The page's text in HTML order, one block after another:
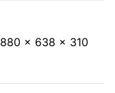
880 x 638 x 310